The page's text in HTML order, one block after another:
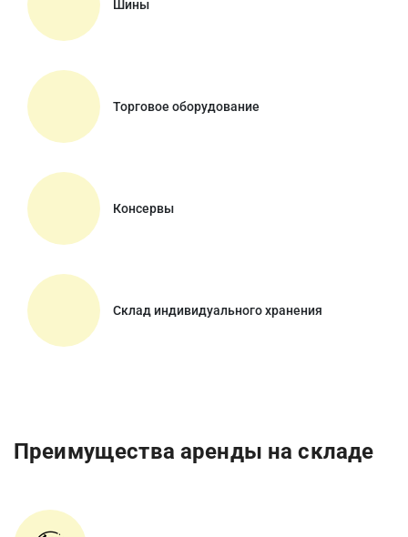
Шины
Торговое оборудование
Консервы
Склад индивидуального хранения
Преимущества аренды на складе